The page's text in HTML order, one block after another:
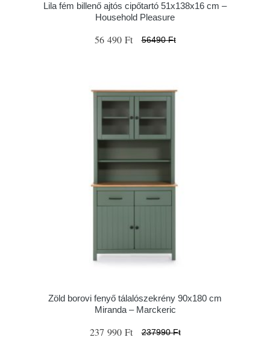
Lila fém billenő ajtós cipőtartó 51x138x16 cm –
Household Pleasure
56 490 Ft 56490 Ft
Zöld borovi fenyő tálalószekrény 90x180 cm
Miranda – Marckeric
237 990 Ft 237990 Ft